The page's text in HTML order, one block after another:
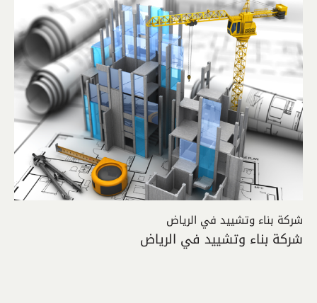
شركة بناء وتشييد في الرياض
شركة بناء وتشييد في الرياض